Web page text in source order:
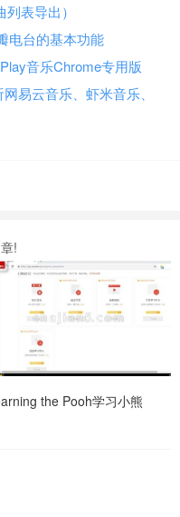
表导出）
电台的基本功能
音乐Chrome专用版
易云音乐、虾米音乐、
!
the Pooh学习小熊